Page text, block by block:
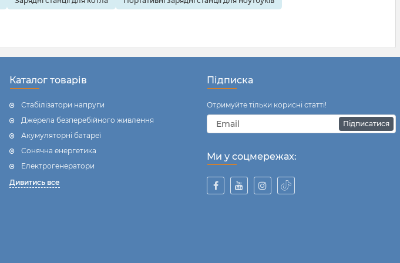
Каталог товарів
Стабілізатори напруги
Джерела безперебійного живлення
Акумуляторні батареї
Сонячна енергетика
Електрогенератори
Дивитись все
Підписка
Отримуйте тільки корисні статті!
Підписатися
Ми у соцмережах: